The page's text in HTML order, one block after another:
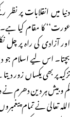
دنیا میں انقلابات پر
عورت‘‘ کا مقام کیا
اور آزادی کی راہ پر چل
بچتا۔ اس لیے اسلام
تزکیہ پر بھی یکساں
کم و بیش ہر دین دھرم
اللہ تعالیٰ نے تمام